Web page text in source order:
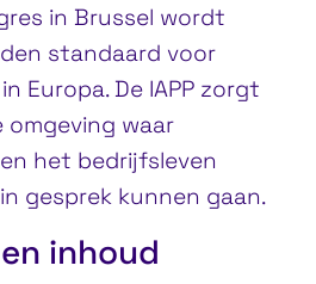
in Brussel wordt
standaard voor
Europa. De IAPP zorgt
waar
het bedrijfsleven
gesprek kunnen gaan.
inhoud